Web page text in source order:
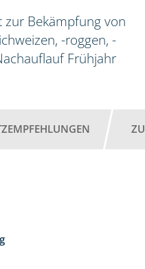
zur Bekämpfung von
-roggen, -
Frühjahr